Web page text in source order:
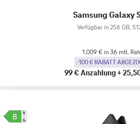
Samsung Galaxy
Verfügbar in 256 GB,
1.009 € in 36 mtl.
-100 € RABATT
99 € Anzahlung+